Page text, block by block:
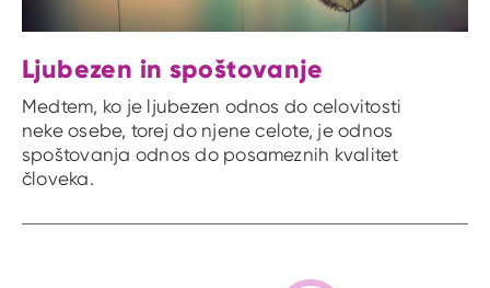
Ljubezen in spoštovanje
Medtem, ko je ljubezen odnos do celovitosti
neke osebe, torej do njene celote, je odnos
spoštovanja odnos do posameznih kvalitet
človeka.